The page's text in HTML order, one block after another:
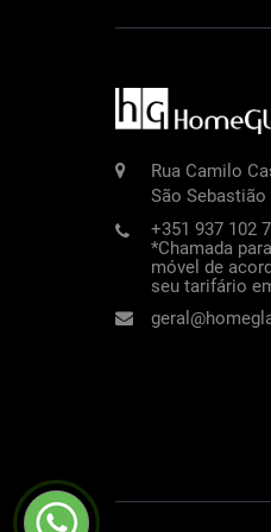
Rua Camilo
São Sebastião
+351 937 102
*Chamada
móvel de
seu tarifário